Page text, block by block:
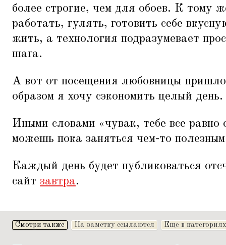
более строгие, чем для обоев. К тому
работать, гулять, готовить себе
жить, а технология подразумевает
шага.
А вот от посещения любовницы
образом я хочу сэкономить целый день.
Иными словами «чувак, тебе все равно
можешь пока заняться чем-то
Каждый день будет публиковаться
сайт завтра.
Смотри также На заметку ссылаются Еще в категориях